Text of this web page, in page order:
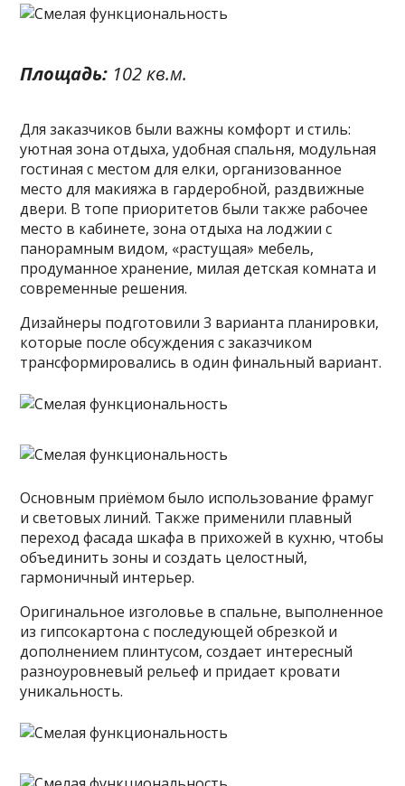
Площадь: 102 кв.м.
Для заказчиков были важны комфорт и стиль:
уютная зона отдыха, удобная спальня, модульная
гостиная с местом для елки, организованное
место для макияжа в гардеробной, раздвижные
двери. В топе приоритетов были также рабочее
место в кабинете, зона отдыха на лоджии с
панорамным видом, «растущая» мебель,
продуманное хранение, милая детская комната и
современные решения.
Дизайнеры подготовили 3 варианта планировки,
которые после обсуждения с заказчиком
трансформировались в один финальный вариант.
Основным приёмом было использование фрамуг
и световых линий. Также применили плавный
переход фасада шкафа в прихожей в кухню, чтобы
объединить зоны и создать целостный,
гармоничный интерьер.
Оригинальное изголовье в спальне, выполненное
из гипсокартона с последующей обрезкой и
дополнением плинтусом, создает интересный
разноуровневый рельеф и придает кровати
уникальность.